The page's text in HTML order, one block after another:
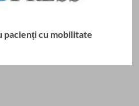
cu mobilitate